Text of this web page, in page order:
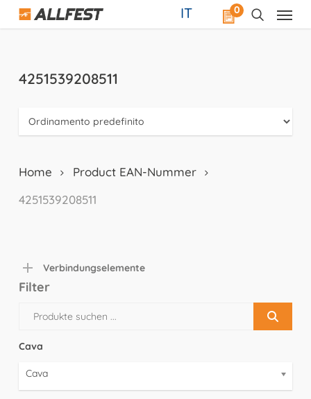
Skip
0
IT
4251539208511
Home
Product EAN-Nummer
4251539208511
Verbindungselemente
Filter
Cava
Cava